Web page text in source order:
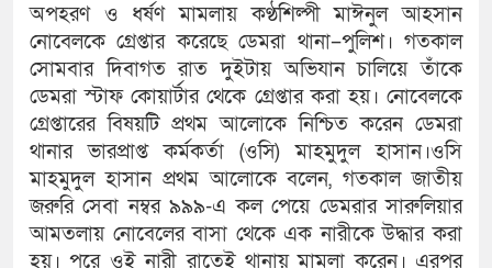
অপহরণ ও ধর্ষণ মামলায় কণ্ঠশিল্পী মাঈনুল আহসান
নোবেলকে গ্রেপ্তার করেছে ডেমরা থানা–পুলিশ। গতকাল
সোমবার দিবাগত রাত দুইটায় অভিযান চালিয়ে তাঁকে
ডেমরা স্টাফ কোয়ার্টার থেকে গ্রেপ্তার করা হয়। নোবেলকে
গ্রেপ্তারের বিষয়টি প্রথম আলোকে নিশ্চিত করেন ডেমরা
থানার ভারপ্রাপ্ত কর্মকর্তা (ওসি) মাহমুদুল হাসান।ওসি
মাহমুদুল হাসান প্রথম আলোকে বলেন, গতকাল জাতীয়
জরুরি সেবা নম্বর ৯৯৯-এ কল পেয়ে ডেমরার সারুলিয়ার
আমতলায় নোবেলের বাসা থেকে এক নারীকে উদ্ধার করা
হয়। পরে ওই নারী রাতেই থানায় মামলা করেন। এরপর